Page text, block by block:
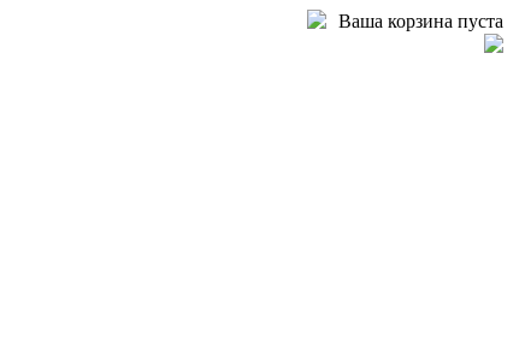
Ваша корзина пуста